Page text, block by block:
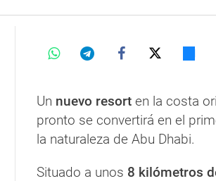
Un nuevo resort en la costa
pronto se convertirá en el
la naturaleza de Abu Dhabi.
Situado a unos 8 kilómetros